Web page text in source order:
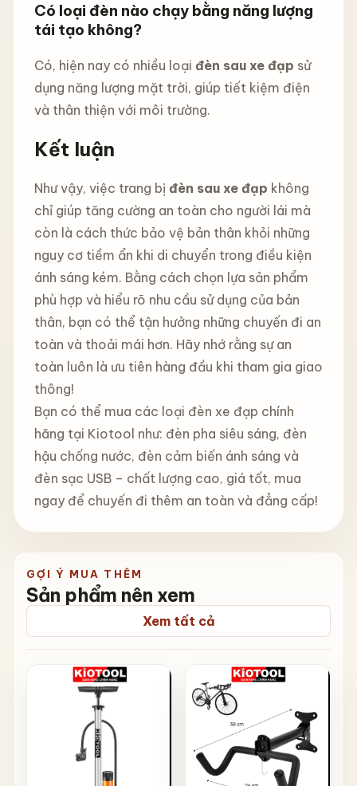
Có loại đèn nào chạy bằng năng lượng
tái tạo không?
Có, hiện nay có nhiều loại đèn sau xe đạp sử
dụng năng lượng mặt trời, giúp tiết kiệm điện
và thân thiện với môi trường.
Kết luận
Như vậy, việc trang bị đèn sau xe đạp không
chỉ giúp tăng cường an toàn cho người lái mà
còn là cách thức bảo vệ bản thân khỏi những
nguy cơ tiềm ẩn khi di chuyển trong điều kiện
ánh sáng kém. Bằng cách chọn lựa sản phẩm
phù hợp và hiểu rõ nhu cầu sử dụng của bản
thân, bạn có thể tận hưởng những chuyến đi an
toàn và thoải mái hơn. Hãy nhớ rằng sự an
toàn luôn là ưu tiên hàng đầu khi tham gia giao
thông!
Bạn có thể mua các loại đèn xe đạp chính
hãng tại Kiotool như: đèn pha siêu sáng, đèn
hậu chống nước, đèn cảm biến ánh sáng và
đèn sạc USB – chất lượng cao, giá tốt, mua
ngay để chuyến đi thêm an toàn và đẳng cấp!
GỢI Ý MUA THÊM
Sản phẩm nên xem
Xem tất cả